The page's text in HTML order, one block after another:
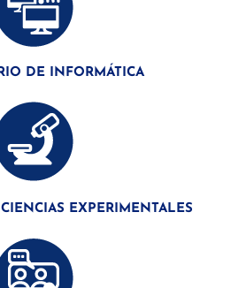
DE INFORMÁTICA
EXPERIMENTALES